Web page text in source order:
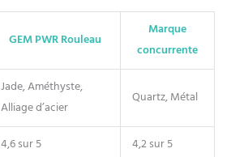
peau et tirer le meilleur parti
de vos produits de soins de
la peau. Profitez de vos
déplacements avec la
pochette de voyage incluse
Améthyste naturelle + jade :
un duo d'énergie pour la
beauté intérieure et
GEM PWR Rouleau
Marque
concurrente
Jade, Améthyste,
Alliage d’acier
Quartz, Métal
4,6 sur 5 4,2 sur 5